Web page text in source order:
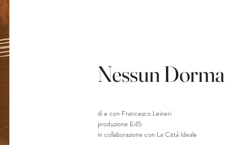
Nessun Dorma
di e con Francesco Leineri
produzione E45
in collaborazione con La Città Ideale